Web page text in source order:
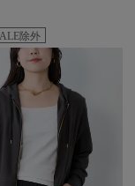
除外